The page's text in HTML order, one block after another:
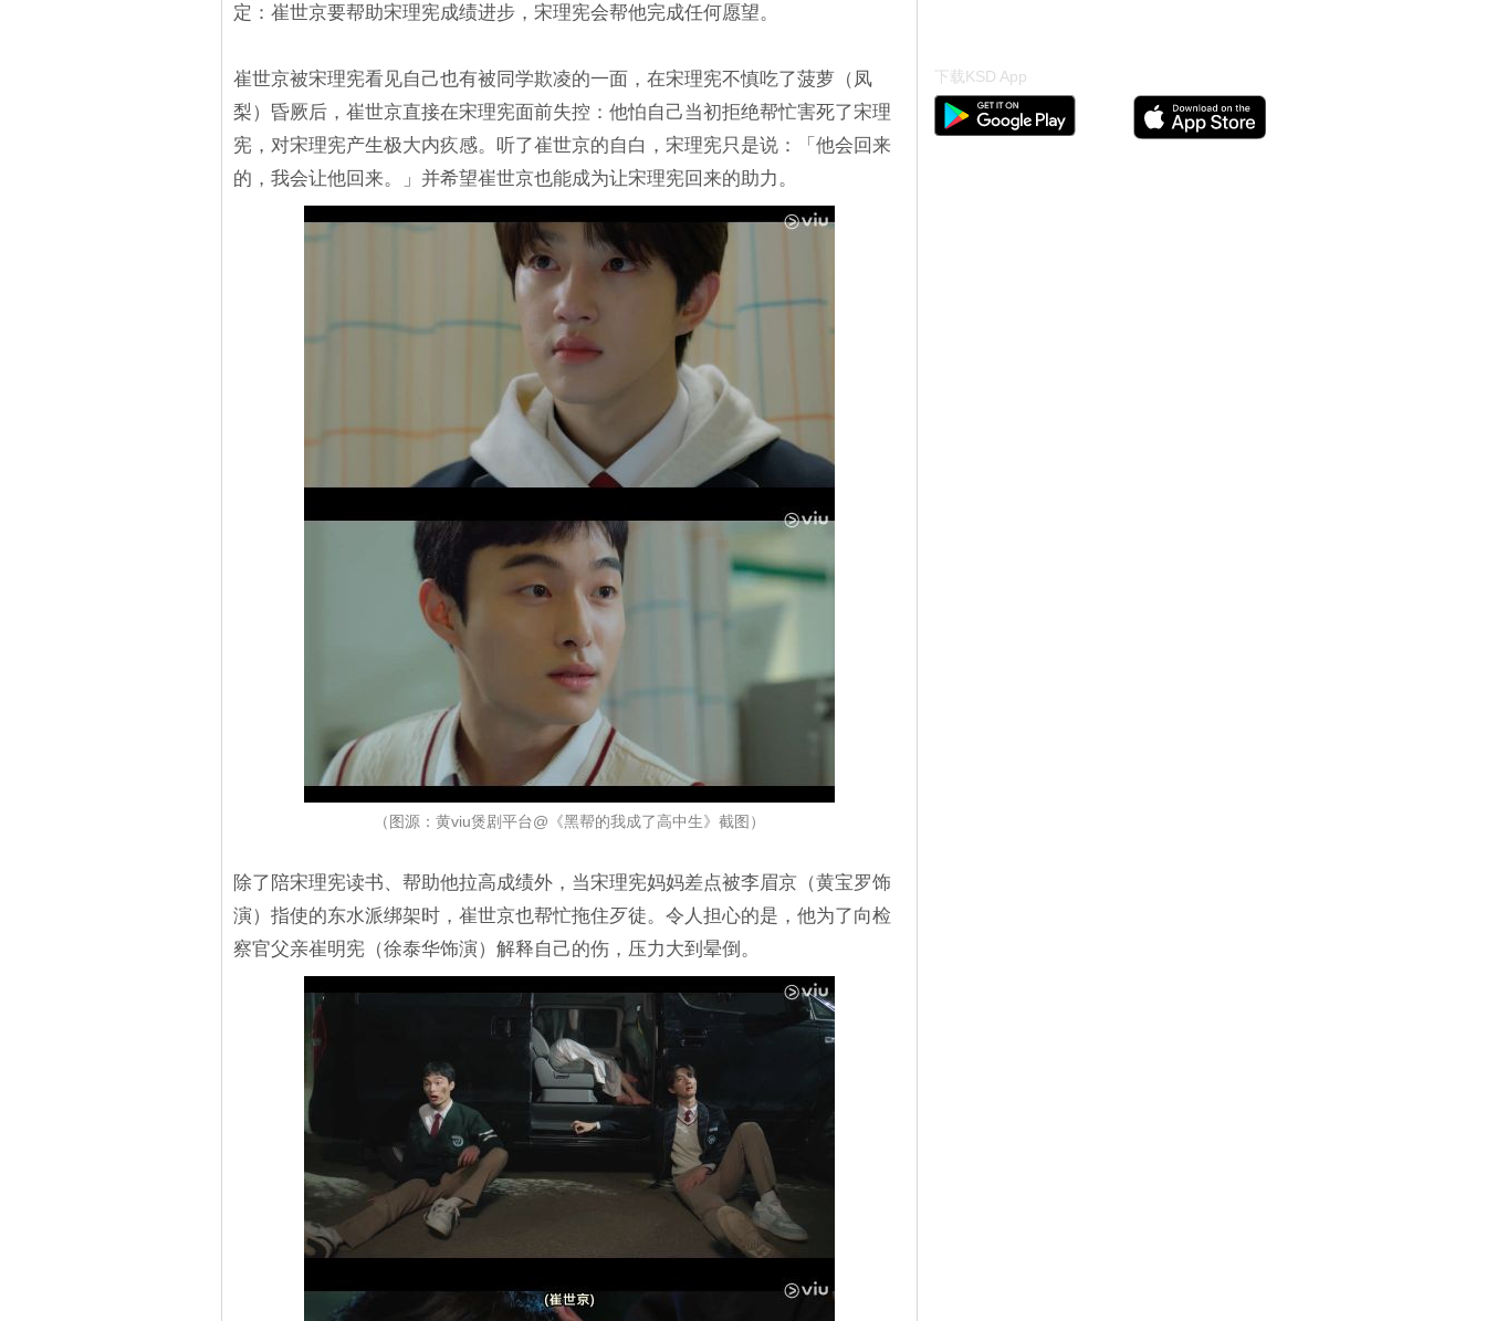
定：崔世京要帮助宋理宪成绩进步，宋理宪会帮他完成任何愿望。
崔世京被宋理宪看见自己也有被同学欺凌的一面，在宋理宪不慎吃了菠萝（凤
梨）昏厥后，崔世京直接在宋理宪面前失控：他怕自己当初拒绝帮忙害死了宋理
宪，对宋理宪产生极大内疚感。听了崔世京的自白，宋理宪只是说：「他会回来
的，我会让他回来。」并希望崔世京也能成为让宋理宪回来的助力。
（图源：黄viu煲剧平台@《黑帮的我成了高中生》截图）
除了陪宋理宪读书、帮助他拉高成绩外，当宋理宪妈妈差点被李眉京（黄宝罗饰
演）指使的东水派绑架时，崔世京也帮忙拖住歹徒。令人担心的是，他为了向检
察官父亲崔明宪（徐泰华饰演）解释自己的伤，压力大到晕倒。
下载KSD App